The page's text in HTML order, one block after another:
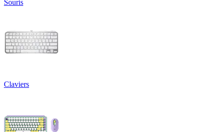
Souris
Claviers